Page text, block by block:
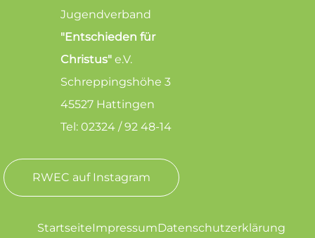
Jugendverband
"Entschieden für
Christus"e.V.
Schreppingshöhe 3
45527 Hattingen
Tel: 02324 / 92 48-14
RWEC auf Instagram
StartseiteImpressumDatenschutzerklärung